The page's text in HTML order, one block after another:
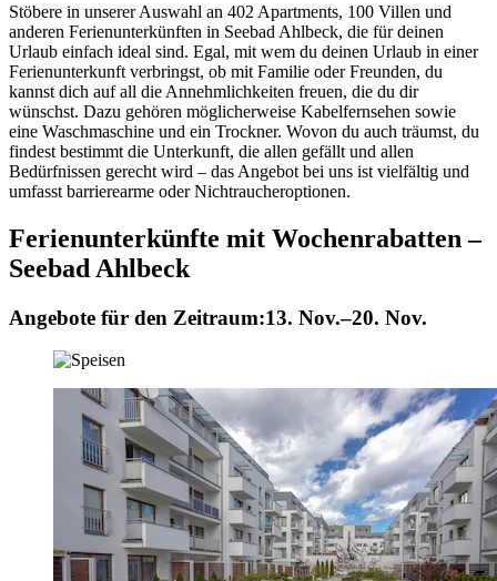
Stöbere in unserer Auswahl an 402 Apartments, 100 Villen und
anderen Ferienunterkünften in Seebad Ahlbeck, die für deinen
Urlaub einfach ideal sind. Egal, mit wem du deinen Urlaub in einer
Ferienunterkunft verbringst, ob mit Familie oder Freunden, du
kannst dich auf all die Annehmlichkeiten freuen, die du dir
wünschst. Dazu gehören möglicherweise Kabelfernsehen sowie
eine Waschmaschine und ein Trockner. Wovon du auch träumst, du
findest bestimmt die Unterkunft, die allen gefällt und allen
Bedürfnissen gerecht wird – das Angebot bei uns ist vielfältig und
umfasst barrierearme oder Nichtraucheroptionen.
Ferienunterkünfte mit Wochenrabatten –
Seebad Ahlbeck
Angebote für den Zeitraum:13. Nov.–20. Nov.